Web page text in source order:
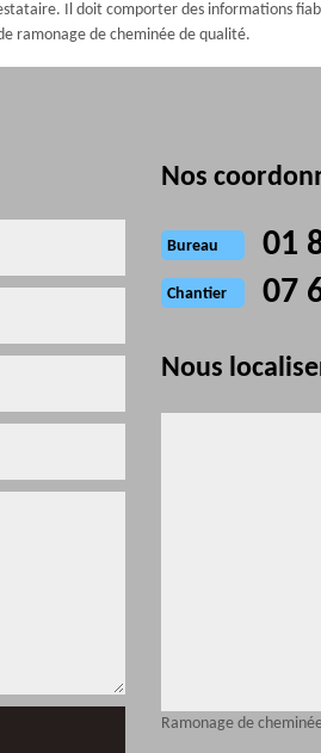
Il doit comporter des informations
ramonage de cheminée de qualité.
Nos
Bureau 01
Chantier 07
Nous
Ramonage de